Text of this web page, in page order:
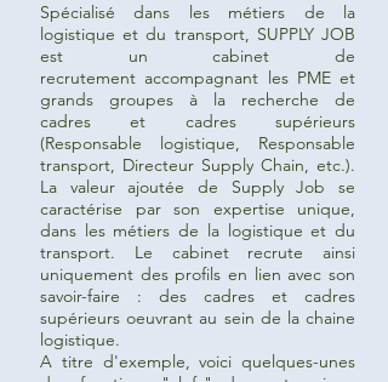
Spécialisé dans les métiers de la
logistique et du transport, SUPPLY JOB
est un cabinet de
recrutement accompagnant les PME et
grands groupes à la recherche de
cadres et cadres supérieurs
(Responsable logistique, Responsable
transport, Directeur Supply Chain, etc.).
La valeur ajoutée de Supply Job se
caractérise par son expertise unique,
dans les métiers de la logistique et du
transport. Le cabinet recrute ainsi
uniquement des profils en lien avec son
savoir-faire : des cadres et cadres
supérieurs oeuvrant au sein de la chaine
logistique.
A titre d'exemple, voici quelques-unes